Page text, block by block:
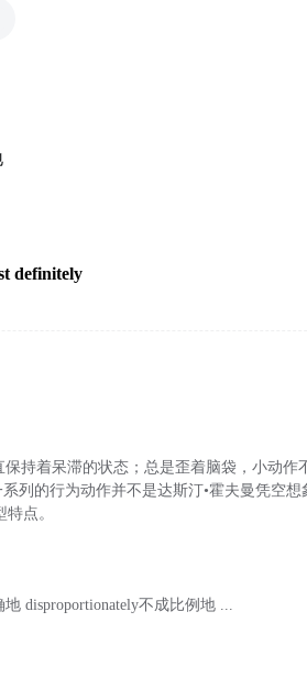
definitely
保持着呆滞的状态；总是歪着脑袋，小动作
列的行为动作并不是达斯汀•霍夫曼凭空
点。
地 disproportionately不成比例地 ...